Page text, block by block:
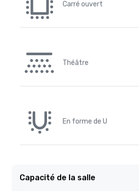
Carré ouvert
Théâtre
En forme de U
Capacité de la salle